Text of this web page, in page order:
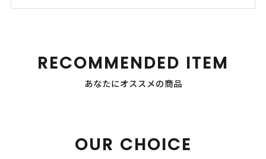
RECOMMENDED ITEM
あなたにオススメの商品
OUR CHOICE